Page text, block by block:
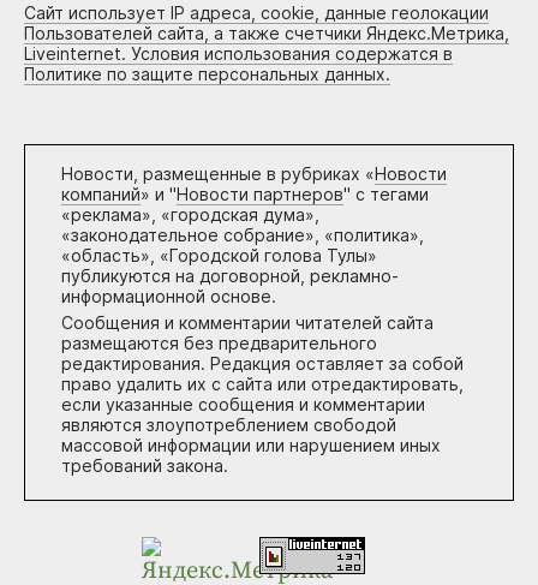
Сайт использует IP адреса, cookie, данные геолокации
Пользователей сайта, а также счетчики Яндекс.Метрика,
Liveinternet. Условия использования содержатся в
Политике по защите персональных данных.
Новости, размещенные в рубриках «Новости
компаний» и "Новости партнеров" с тегами
«реклама», «городская дума»,
«законодательное собрание», «политика»,
«область», «Городской голова Тулы»
публикуются на договорной, рекламно-
информационной основе.
Сообщения и комментарии читателей сайта
размещаются без предварительного
редактирования. Редакция оставляет за собой
право удалить их с сайта или отредактировать,
если указанные сообщения и комментарии
являются злоупотреблением свободой
массовой информации или нарушением иных
требований закона.